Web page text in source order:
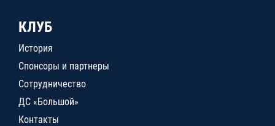
КЛУБ
История
Спонсоры и партнеры
Сотрудничество
ДС «Большой»
Контакты